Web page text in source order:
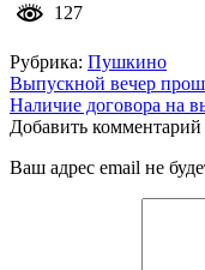
127
Рубрика: Пушкино
Навигация
по
Выпускной вечер
Наличие договора на
Добавить комментарий
Ваш адрес email не